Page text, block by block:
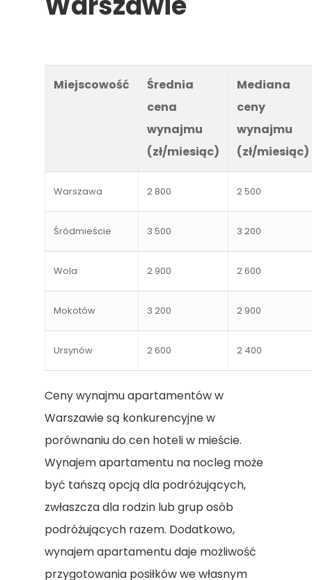
Miejscowość
Średnia
cena
wynajmu
(zł/miesiąc)
Mediana
ceny
wynajmu
(zł/miesiąc)
Warszawa 2 800 2 500
Śródmieście 3 500 3 200
Wola 2 900 2 600
Mokotów 3 200 2 900
Ursynów 2 600 2 400
Ceny wynajmu apartamentów w
Warszawie są konkurencyjne w
porównaniu do cen hoteli w mieście.
Wynajem apartamentu na nocleg może
być tańszą opcją dla podróżujących,
zwłaszcza dla rodzin lub grup osób
podróżujących razem. Dodatkowo,
wynajem apartamentu daje możliwość
przygotowania posiłków we własnym